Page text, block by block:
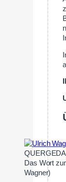
Das Wort
Wagner)